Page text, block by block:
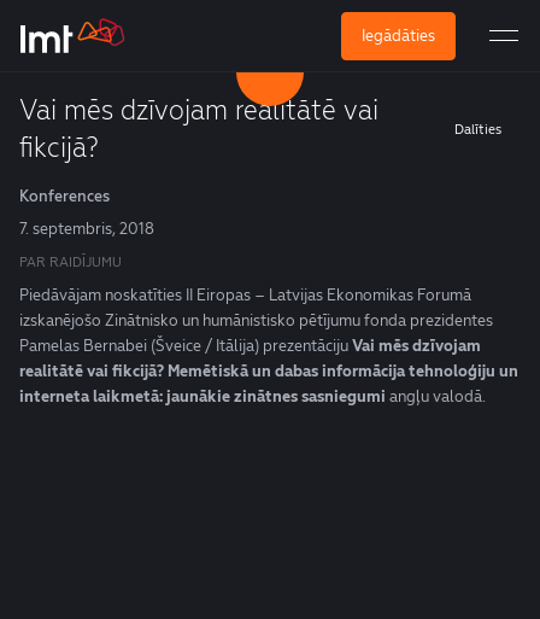
Iegādāties
Vai mēs dzīvojam realitātē vai
fikcijā?
Dalīties
Konferences
7. septembris, 2018
PAR RAIDĪJUMU
Piedāvājam noskatīties II Eiropas – Latvijas Ekonomikas Forumā
izskanējošo Zinātnisko un humānistisko pētījumu fonda prezidentes
Pamelas Bernabei (Šveice / Itālija) prezentācijuVai mēs dzīvojam
realitātē vai fikcijā? Memētiskā un dabas informācija tehnoloģiju un
interneta laikmetā: jaunākie zinātnes sasniegumi angļu valodā.